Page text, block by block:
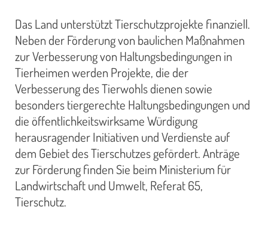
Das Land unterstützt Tierschutzprojekte finanziell.
Neben der Förderung von baulichen Maßnahmen
zur Verbesserung von Haltungsbedingungen in
Tierheimen werden Projekte, die der
Verbesserung des Tierwohls dienen sowie
besonders tiergerechte Haltungsbedingungen und
die öffentlichkeitswirksame Würdigung
herausragender Initiativen und Verdienste auf
dem Gebiet des Tierschutzes gefördert. Anträge
zur Förderung finden Sie beim Ministerium für
Landwirtschaft und Umwelt, Referat 65,
Tierschutz.